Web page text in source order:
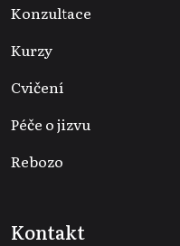
Konzultace
Kurzy
Cvičení
Péče o jizvu
Rebozo
Kontakt